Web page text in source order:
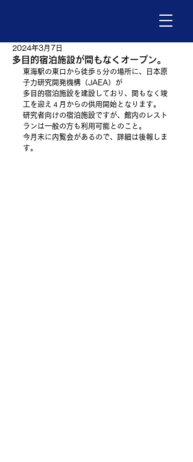
多目的宿泊施設が間もなくオープン。
2024年3月7日
東海駅の東口から徒歩５分の場所に、日本原
子力研究開発機構（JAEA）が
多目的宿泊施設を建設しており、間もなく竣
工を迎え４月からの供用開始となります。
研究者向けの宿泊施設ですが、館内のレスト
ランは一般の方も利用可能とのこと。
今月末に内覧会があるので、詳細は後報しま
す。